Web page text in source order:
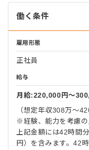
働く条件
雇用形態
正社員
給与
月給:220,000円〜
（想定年収308万～
※経験、能力を考慮の
上記金額には42時間
円）を含みます。42